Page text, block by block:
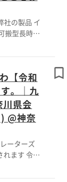
します。
供給の柔軟
ャ
れた可搬性
、重機や
スムーズな
搬型長時間
回発明大
とをお知ら
業新聞
品を開発
小企業お
・JPG発
し、 燃料
テムです。
中に、空に
。 つまり
【令和
。｜九
川県会
@神奈
ーターズ
れます 令和
神奈川会
に出展しま